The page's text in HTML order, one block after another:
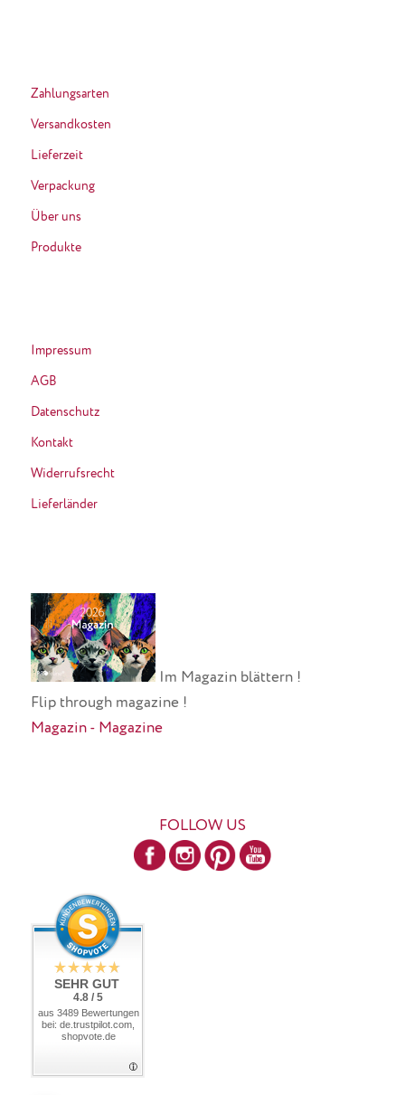
Zahlungsarten
Versandkosten
Lieferzeit
Verpackung
Über uns
Produkte
Impressum
AGB
Datenschutz
Kontakt
Widerrufsrecht
Lieferländer
Im Magazin blättern !
Flip through magazine !
Magazin - Magazine
FOLLOW US
SEHR GUT
4.8 / 5
aus 3489 Bewertungen
bei: de.trustpilot.com,
shopvote.de